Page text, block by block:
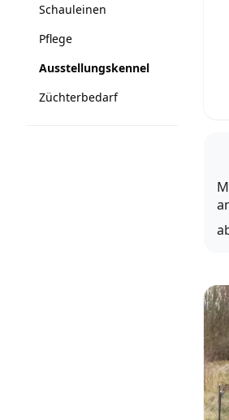
Schauleinen
Pflege
Ausstellungskennel
Züchterbedarf